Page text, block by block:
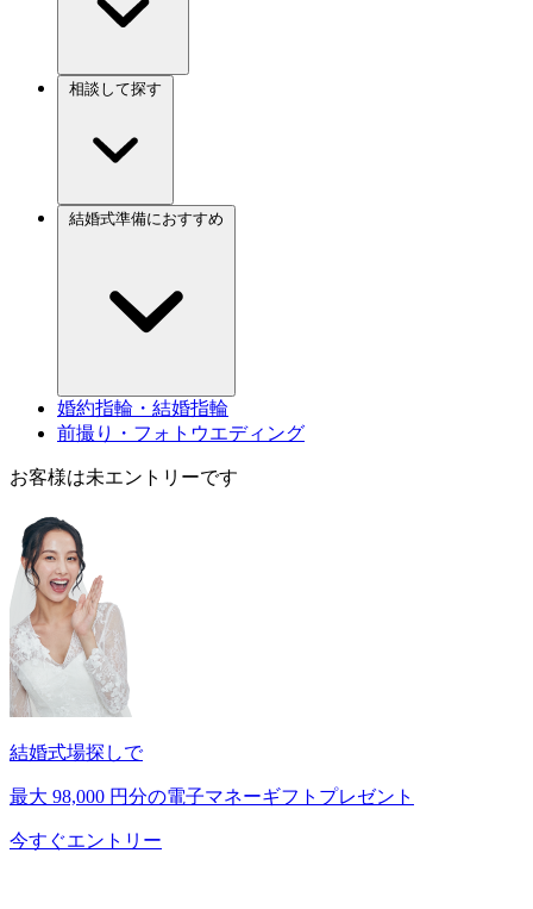
婚約指輪・結婚指輪
前撮り・フォトウエディング
お客様は未エントリーです
結婚式場探しで
最大 98,000 円分の電子マネーギフトプレゼント
今すぐエントリー